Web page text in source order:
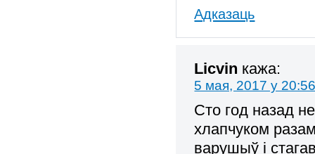
Адказаць
Licvin кажа:
5 мая, 2017 у
Сто год назад
хлапчуком
варушыў і